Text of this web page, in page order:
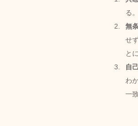
る。
無
せ
と
自
わ
一